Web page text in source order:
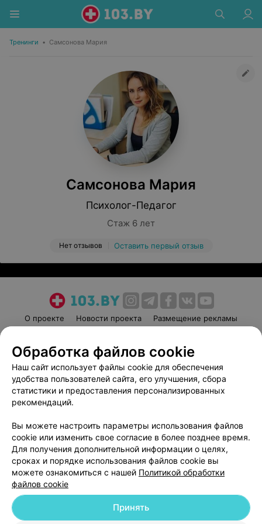
Тренинги • Самсонова Мария
Самсонова Мария
Психолог-Педагог
Стаж 6 лет
Нет отзывов Оставить первый отзыв
О проекте Новости проекта
Размещение рекламы
Пользовательское соглашение
Способы оплаты
Вакансии
Партнеры
Написать руководителю 103.by
Обработка персональных данных
© 2026 ООО «Артокс Лаб», УНП 191700409
| 220012, Республика Беларусь,
Обработка файлов cookie
Наш сайт использует файлы cookie для обеспечения
удобства пользователей сайта, его улучшения, сбора
статистики и предоставления персонализированных
рекомендаций.
Вы можете настроить параметры использования файлов
cookie или изменить свое согласие в более позднее время.
Для получения дополнительной информации о целях,
сроках и порядке использования файлов cookie вы
можете ознакомиться с нашей Политикой обработки
файлов cookie
Принять